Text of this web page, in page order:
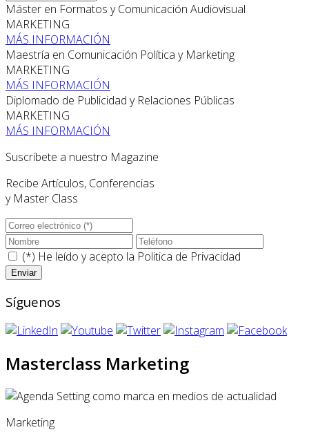
Máster en Formatos y Comunicación Audiovisual
MARKETING
MÁS INFORMACIÓN
Maestría en Comunicación Política y Marketing
MARKETING
MÁS INFORMACIÓN
Diplomado de Publicidad y Relaciones Públicas
MARKETING
MÁS INFORMACIÓN
Suscríbete a nuestro Magazine
Recibe Artículos, Conferencias
y Master Class
(*) He leído y acepto la Politica de Privacidad
Síguenos
Masterclass Marketing
Marketing